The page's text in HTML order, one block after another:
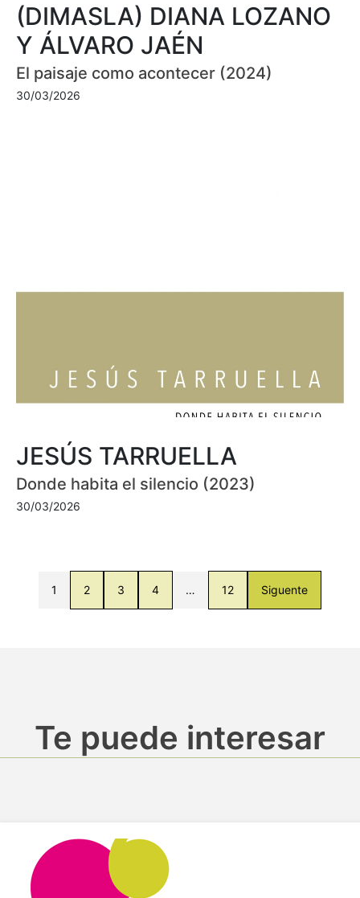
(DIMASLA) DIANA LOZANO
Y ÁLVARO JAÉN
El paisaje como acontecer (2024)
30/03/2026
JESÚS TARRUELLA
Donde habita el silencio (2023)
30/03/2026
1 2 3 4 … 12 Siguente
Te puede interesar